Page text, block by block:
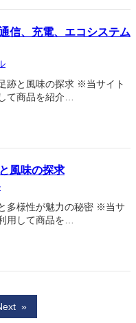
信、充電、エコシステム
と風味の探求 ※当サイト
て商品を紹介…
風味の探求
多様性が魅力の秘密 ※当サ
用して商品を…
»